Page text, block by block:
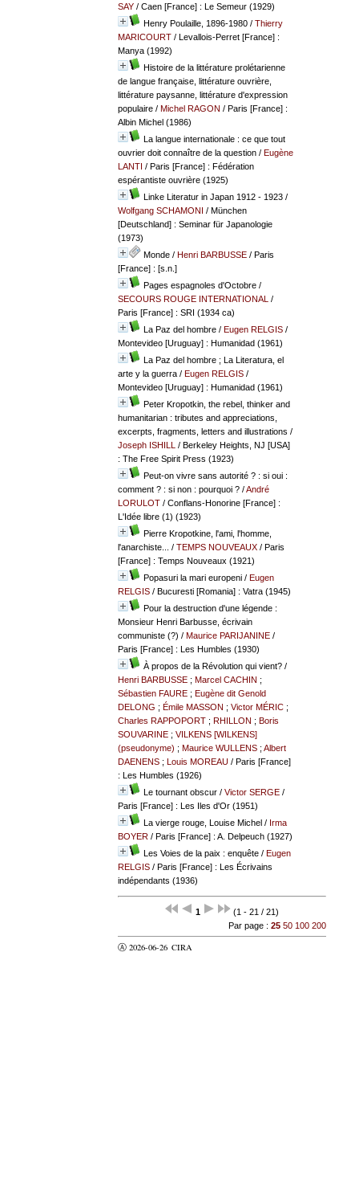
SAY/ Caen [France] : Le Semeur (1929)
Henry Poulaille, 1896-1980/ Thierry
MARICOURT/ Levallois-Perret [France] :
Manya (1992)
Histoire de la littérature prolétarienne
de langue française, littérature ouvrière,
littérature paysanne, littérature d'expression
populaire/ Michel RAGON / Paris [France] :
Albin Michel (1986)
La langue internationale : ce que tout
ouvrier doit connaître de la question/ Eugène
LANTI / Paris [France] : Fédération
espérantiste ouvrière (1925)
Linke Literatur in Japan 1912 - 1923/
Wolfgang SCHAMONI / München
[Deutschland] : Seminar für Japanologie
(1973)
Monde/ Henri BARBUSSE/ Paris
[France] : [s.n.]
Pages espagnoles d'Octobre/
SECOURS ROUGE INTERNATIONAL /
Paris [France] : SRI (1934 ca)
La Paz del hombre/ Eugen RELGIS/
Montevideo [Uruguay] : Humanidad (1961)
La Paz del hombre ; La Literatura, el
arte y la guerra/ Eugen RELGIS/
Montevideo [Uruguay] : Humanidad (1961)
Peter Kropotkin, the rebel, thinker and
humanitarian : tributes and appreciations,
excerpts, fragments, letters and illustrations /
Joseph ISHILL / Berkeley Heights, NJ [USA]
: The Free Spirit Press (1923)
Peut-on vivre sans autorité ? : si oui :
comment ? : si non : pourquoi ?/André
LORULOT/ Conflans-Honorine [France] :
L'Idée libre (1) (1923)
Pierre Kropotkine, l'ami, l'homme,
l'anarchiste...
/ TEMPS NOUVEAUX/ Paris
[France] : Temps Nouveaux (1921)
Popasuri la mari europeni/ Eugen
RELGIS/ Bucuresti [Romania] : Vatra (1945)
Pour la destruction d'une légende :
Monsieur Henri Barbusse, écrivain
communiste (?) / Maurice PARIJANINE/
Paris [France] : Les Humbles (1930)
À propos de la Révolution qui vient?/
Henri BARBUSSE; Marcel CACHIN ;
Sébastien FAURE; Eugène dit Genold
DELONG ; Émile MASSON ; Victor MÉRIC;
Charles RAPPOPORT; RHILLON ; Boris
SOUVARINE; VILKENS [WILKENS]
(pseudonyme) ; Maurice WULLENS; Albert
DAENENS; Louis MOREAU/ Paris [France]
: Les Humbles (1926)
Le tournant obscur/ Victor SERGE/
Paris [France] : Les Iles d'Or (1951)
La vierge rouge, Louise Michel/ Irma
BOYER/ Paris [France] : A. Delpeuch (1927)
Les Voies de la paix : enquête/ Eugen
RELGIS/ Paris [France] : Les Écrivains
indépendants (1936)
1
(1 - 21 / 21)
Par page : 25 50 100 200
Ⓐ 2026-06-26 CIRA